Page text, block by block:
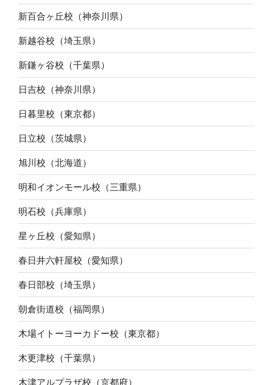
新百合ヶ丘校（神奈川県）
新越谷校（埼玉県）
新鎌ヶ谷校（千葉県）
日吉校（神奈川県）
日暮里校（東京都）
日立校（茨城県）
旭川校（北海道）
明和イオンモール校（三重県）
明石校（兵庫県）
星ヶ丘校（愛知県）
春日井六軒屋校（愛知県）
春日部校（埼玉県）
朝倉街道校（福岡県）
木場イトーヨーカドー校（東京都）
木更津校（千葉県）
木津アルプラザ校（京都府）